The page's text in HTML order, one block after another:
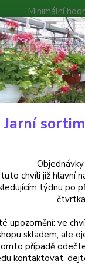
Minimální
můžete čekat
Poradna
Fuchsie Arborescens
Jarní
chvíli již hlavní
týdnu po
upozornění: ve
skladem, ale
případě
kontaktovat,